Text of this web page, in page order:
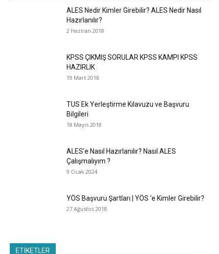
ALES Nedir Kimler Girebilir? ALES Nedir Nasıl
Hazırlanılır?
2 Haziran 2018
KPSS ÇIKMIŞ SORULAR KPSS KAMPI KPSS
HAZIRLIK
19 Mart 2018
TUS Ek Yerleştirme Kılavuzu ve Başvuru
Bilgileri
18 Mayıs 2018
ALES’e Nasıl Hazırlanılır? Nasıl ALES
Çalışmalıyım ?
9 Ocak 2024
YÖS Başvuru Şartları | YÖS ‘e Kimler Girebilir?
27 Ağustos 2018
ETİKETLER